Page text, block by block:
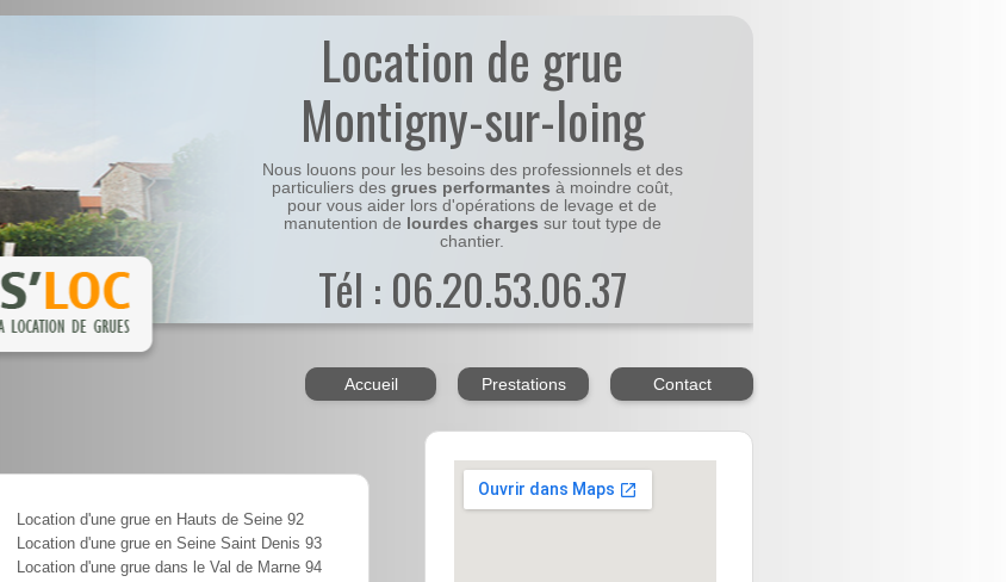
Location de grue
Montigny-sur-loing
Nous louons pour les besoins des professionnels et des
particuliers des grues performantes à moindre coût,
pour vous aider lors d'opérations de levage et de
manutention de lourdes charges sur tout type de
chantier.
Tél : 06.20.53.06.37
Accueil Prestations Contact
Location d'une grue en Hauts de Seine 92
Location d'une grue en Seine Saint Denis 93
Location d'une grue dans le Val de Marne 94